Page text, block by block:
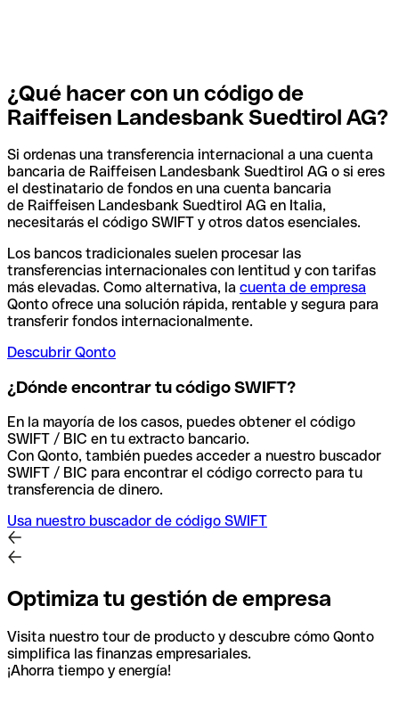
¿Qué hacer con un código de
Raiffeisen Landesbank Suedtirol AG?
Si ordenas una transferencia internacional a una cuenta
bancaria de Raiffeisen Landesbank Suedtirol AG o si eres
el destinatario de fondos en una cuenta bancaria
de Raiffeisen Landesbank Suedtirol AG en Italia,
necesitarás el código SWIFT y otros datos esenciales.
Los bancos tradicionales suelen procesar las
transferencias internacionales con lentitud y con tarifas
más elevadas. Como alternativa, la cuenta de empresa
Qonto ofrece una solución rápida, rentable y segura para
transferir fondos internacionalmente.
Descubrir Qonto
¿Dónde encontrar tu código SWIFT?
En la mayoría de los casos, puedes obtener el código
SWIFT / BIC en tu extracto bancario.
Con Qonto, también puedes acceder a nuestro buscador
SWIFT / BIC para encontrar el código correcto para tu
transferencia de dinero.
Usa nuestro buscador de código SWIFT
Optimiza tu gestión de empresa
Visita nuestro tour de producto y descubre cómo Qonto
simplifica las finanzas empresariales.
¡Ahorra tiempo y energía!